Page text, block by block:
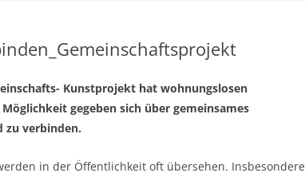
Kunstprojekt hat wohnungslosen
gegeben sich über gemeinsames
zu verbinden.
in der Öffentlichkeit oft übersehen. Insbesondere